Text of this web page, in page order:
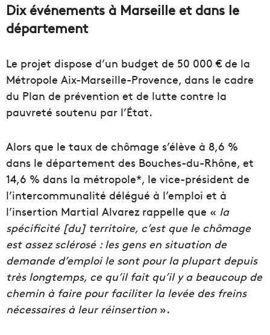
Dix événements à Marseille et dans le
département
Le projet dispose d’un budget de 50 000 € de la
Métropole Aix-Marseille-Provence, dans le cadre
du Plan de prévention et de lutte contre la
pauvreté soutenu par l’État.
Alors que le taux de chômage s’élève à 8,6 %
dans le département des Bouches-du-Rhône, et
14,6 % dans la métropole*, le vice-président de
l’intercommunalité délégué à l’emploi et à
l’insertion Martial Alvarez rappelle que « la
spécificité [du] territoire, c’est que le chômage
est assez sclérosé : les gens en situation de
demande d’emploi le sont pour la plupart depuis
très longtemps, ce qu’il fait qu’il y a beaucoup de
chemin à faire pour faciliter la levée des freins
nécessaires à leur réinsertion ».